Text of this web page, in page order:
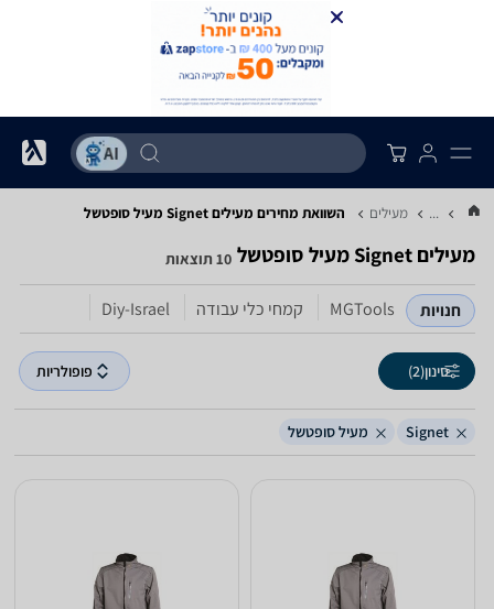
... מעילים השוואת מחירים מעילים ‏Signet ‏מעיל סופטשל
מעילים ‏Signet ‏מעיל סופטשל 10 תוצאות
חנויות MGTools קמחי כלי עבודה Diy-Israel
סינון(2) פופולריות
Signet מעיל סופטשל